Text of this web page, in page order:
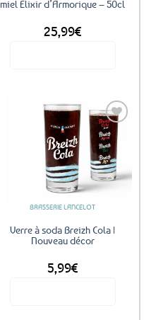
miel Elixir d’Armorique – 50cl
25,99€
Ajouter
aux
favoris
BRASSERIE LANCELOT
Verre à soda Breizh Cola |
Nouveau décor
5,99€